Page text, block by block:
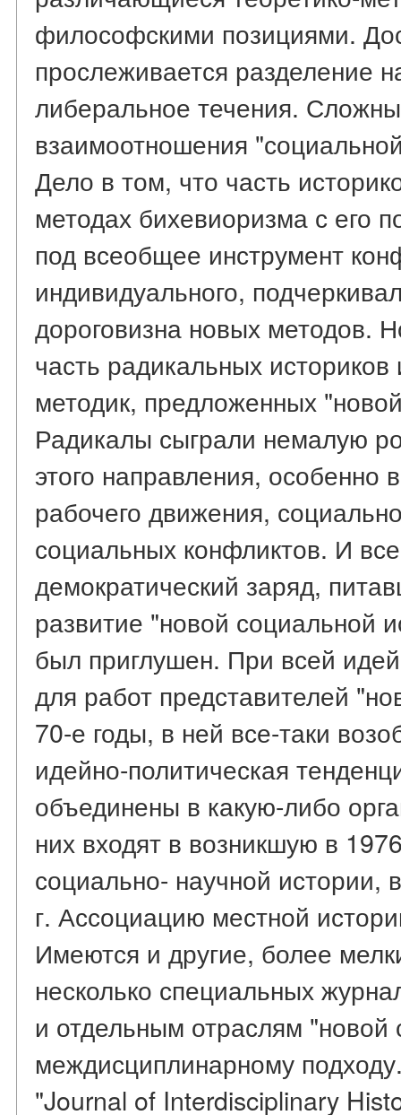
философскими позициями.
прослеживается разделение
либеральное течения.
взаимоотношения
Дело в том, что часть
методах бихевиоризма с его
под всеобщее инструмент
индивидуального,
дороговизна новых методов.
часть радикальных
методик, предложенных
Радикалы сыграли немалую
этого направления, особенно
рабочего движения,
социальных конфликтов. И
демократический заряд,
развитие "новой социальной
был приглушен. При всей
для работ представителей
70-е годы, в ней все-таки
идейно-политическая
объединены в какую-либо
них входят в возникшую в
социально- научной
г. Ассоциацию местной
Имеются и другие, более
несколько специальных
и отдельным отраслям
междисциплинарному
"Journal of Interdisciplinary